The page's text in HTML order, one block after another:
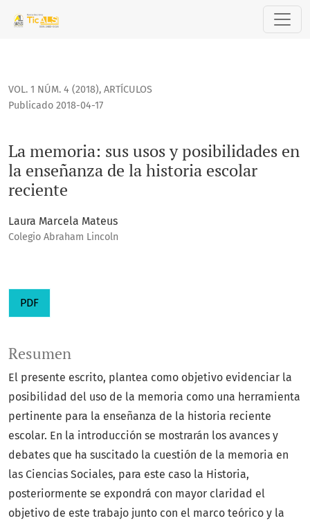
La memoria: sus usos y posibilidades en la enseñanza de
VOL. 1 NÚM. 4 (2018), ARTÍCULOS
La memoria: sus usos y posibilidades en
la enseñanza de la historia escolar
reciente
Publicado 2018-04-17
Laura Marcela Mateus
Colegio Abraham Lincoln
PDF
Resumen
El presente escrito, plantea como objetivo evidenciar la
posibilidad del uso de la memoria como una herramienta
pertinente para la enseñanza de la historia reciente
escolar. En la introducción se mostrarán los avances y
debates que ha suscitado la cuestión de la memoria en
las Ciencias Sociales, para este caso la Historia,
posteriormente se expondrá con mayor claridad el
objetivo de este trabajo junto con el marco teórico y la